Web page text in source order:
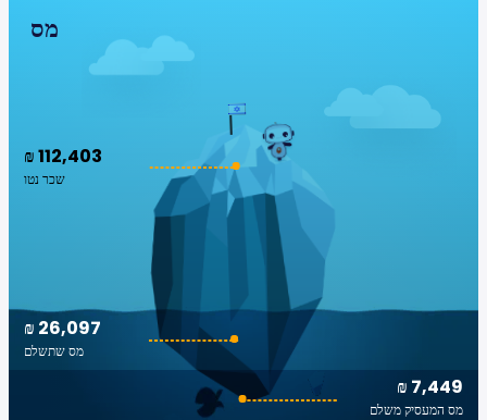
מס
₪ 112,403
שכר נטו
₪ 7,449
מס המעסיק משלם
₪ 26,097
מס שתשלם